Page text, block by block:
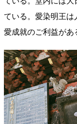
ている。愛染明王は
愛成就のご利益があ